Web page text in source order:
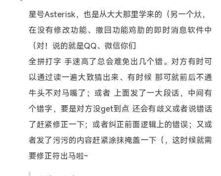
星号Asterisk，也是从大大那里学来的（另一个夶，
在没有修改功能、撤回功能鸡肋的即时消息软件中
（对！说的就是QQ、微信你们
全拼打字 手速高了总会难免出几个错。对方有时可
以通过读一遍大致猜出来、有时候 那可就前后不通
牛头不对马嘴了；或者 上面发了一大段话，中间有
个错字，要是对方没get到点 还会有歧义或者说错话
了赶紧修正一下；或者纠正前面逻辑上的错误；又或
者发了污污的内容赶紧涂抹掩盖一下（，这时候就需
要修正符出马啦~